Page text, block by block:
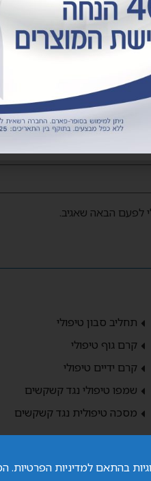
לפעם הבאה שאגיב.
תחליב סבון טיפולי
קרם גוף טיפולי
קרם ידיים טיפולי
שמפו טיפולי נגד קשקשים
מסכה טיפולית נגד קשקשים
בהתאם למדיניות